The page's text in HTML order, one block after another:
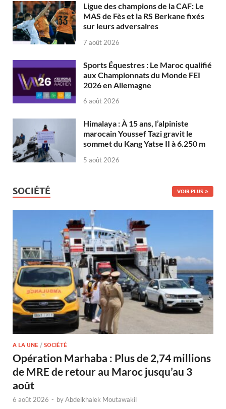
Ligue des champions de la CAF: Le
MAS de Fès et la RS Berkane fixés
sur leurs adversaires
7 août 2026
Sports Équestres : Le Maroc qualifié
aux Championnats du Monde FEI
2026 en Allemagne
6 août 2026
Himalaya : À 15 ans, l’alpiniste
marocain Youssef Tazi gravit le
sommet du Kang Yatse II à 6.250 m
5 août 2026
SOCIÉTÉ VOIR PLUS
A LA UNE / SOCIÉTÉ
Opération Marhaba : Plus de 2,74 millions
de MRE de retour au Maroc jusqu’au 3
août
6 août 2026 - byAbdelkhalek Moutawakil